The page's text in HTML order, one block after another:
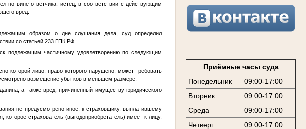
Приёмные часы суда
Понедельник
09:00-17:00
Вторник
09:00-17:00
Среда
09:00-17:00
Четверг
09:00-17:00
по вине ответчика, истец, в соответствии с действующим
вред.
образом о дне слушания дела, суд определил
со статьей 233 ГПК РФ.
подлежащим частичному удовлетворению по следующим
которой лицо, право которого нарушено, может требовать
возмещение убытков в меньшем размере.
а также вред, причиненный имуществу юридического
не предусмотрено иное, к страховщику, выплатившему
страхователь (выгодоприобретатель) имеет к лицу,